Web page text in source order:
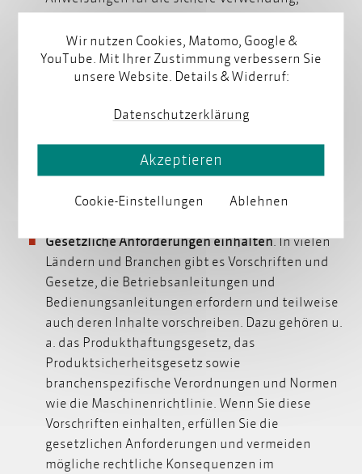
Installation und Wartung von Produkten oder
Maschinen. Dies ist wichtig, um Unfälle,
Verletzungen oder Schäden zu vermeiden.
Anweisungen stellen Sie sicher, dass Ihr Produkt
und Standards verwendet wird. Dies minimiert
Fehlanwendungen, die zu Schäden führen
könnten.
Gesetzliche Anforderungen einhalten. In vielen
Ländern und Branchen gibt es Vorschriften und
Gesetze, die Betriebsanleitungen und
Bedienungsanleitungen erfordern und teilweise
auch deren Inhalte vorschreiben. Dazu gehören u.
a. das Produkthaftungsgesetz, das
Produktsicherheitsgesetz sowie
branchenspezifische Verordnungen und Normen
wie die Maschinenrichtlinie. Wenn Sie diese
Vorschriften einhalten, erfüllen Sie die
gesetzlichen Anforderungen und vermeiden
mögliche rechtliche Konsequenzen im
Wir nutzen Cookies, Matomo, Google &
YouTube. Mit Ihrer Zustimmung verbessern Sie
unsere Website. Details & Widerruf:
Datenschutzerklärung
Cookie-Einstellungen Ablehnen
Akzeptieren